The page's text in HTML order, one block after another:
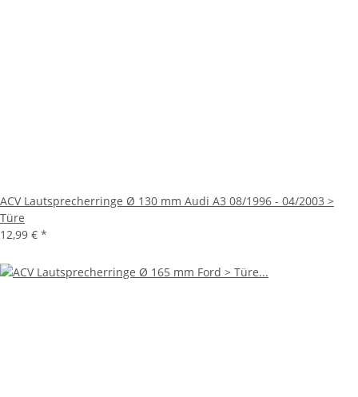
ACV Lautsprecherringe Ø 130 mm Audi A3 08/1996 - 04/2003 >
Türe
12,99 € *